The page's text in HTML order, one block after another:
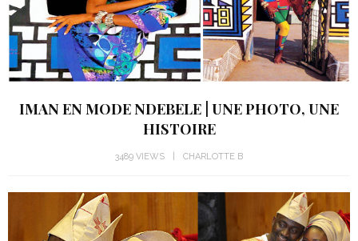
IMAN EN MODE NDEBELE | UNE PHOTO, UNE
HISTOIRE
3489 VIEWS CHARLOTTE B